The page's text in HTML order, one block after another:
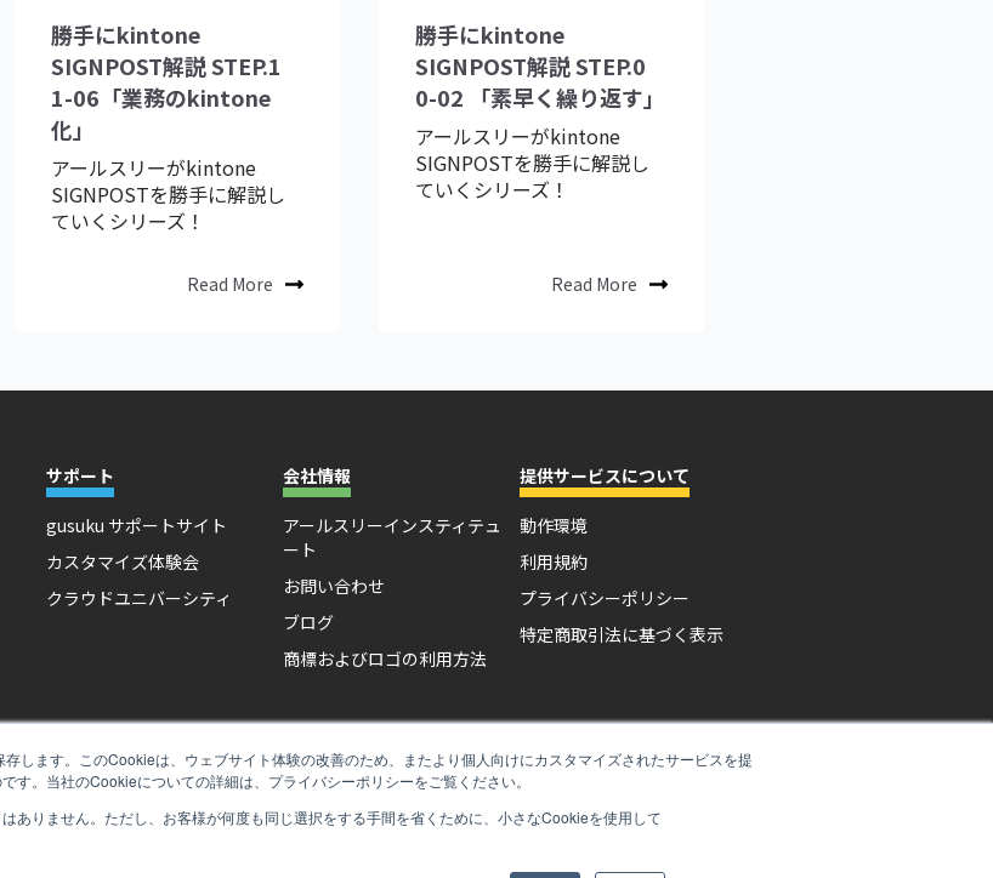
します。このCookieは、ウェブサイト体験の改善のため、またより個人向けにカスタマイズされたサービスを提
。当社のCookieについての詳細は、プライバシーポリシーをご覧ください。
ありません。ただし、お客様が何度も同じ選択をする手間を省くために、小さなCookieを使用して
勝手にkintone
SIGNPOST解説 STEP.1
1-06「業務のkintone
化」
アールスリーがkintone
SIGNPOSTを勝手に解説し
ていくシリーズ！
Read More
勝手にkintone
SIGNPOST解説 STEP.0
0-02 「素早く繰り返す」
アールスリーがkintone
SIGNPOSTを勝手に解説し
ていくシリーズ！
Read More
援
サポート
gusuku サポートサイト
カスタマイズ体験会
クラウドユニバーシティ
会社情報
アールスリーインスティテュ
ート
お問い合わせ
ブログ
商標およびロゴの利用方法
提供サービスについて
動作環境
利用規約
プライバシーポリシー
特定商取引法に基づく表示